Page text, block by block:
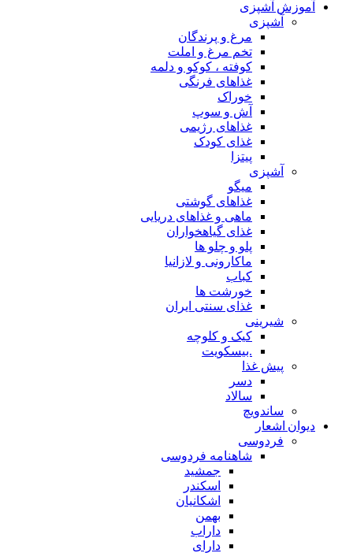
آموزش آشپزی
آشپزی
مرغ و پرندگان
تخم مرغ و املت
کوفته ، کوکو و دلمه
غذاهای فرنگی
خوراک
آش و سوپ
غذاهای رژیمی
غذای کودک
پیتزا
آشپزی
میگو
غذاهای گوشتی
ماهی و غذاهای دریایی
غذای گیاهخواران
پلو و چلو ها
ماکارونی و لازانیا
کباب
خورشت ها
غذای سنتی ایران
شیرینی
کیک و کلوچه
.بیسکویت
پیش غذا
دسر
سالاد
ساندویچ
دیوان اشعار
فردوسی
شاهنامه فردوسی
جمشید
اسکندر
اشکانیان
بهمن
داراب
دارای